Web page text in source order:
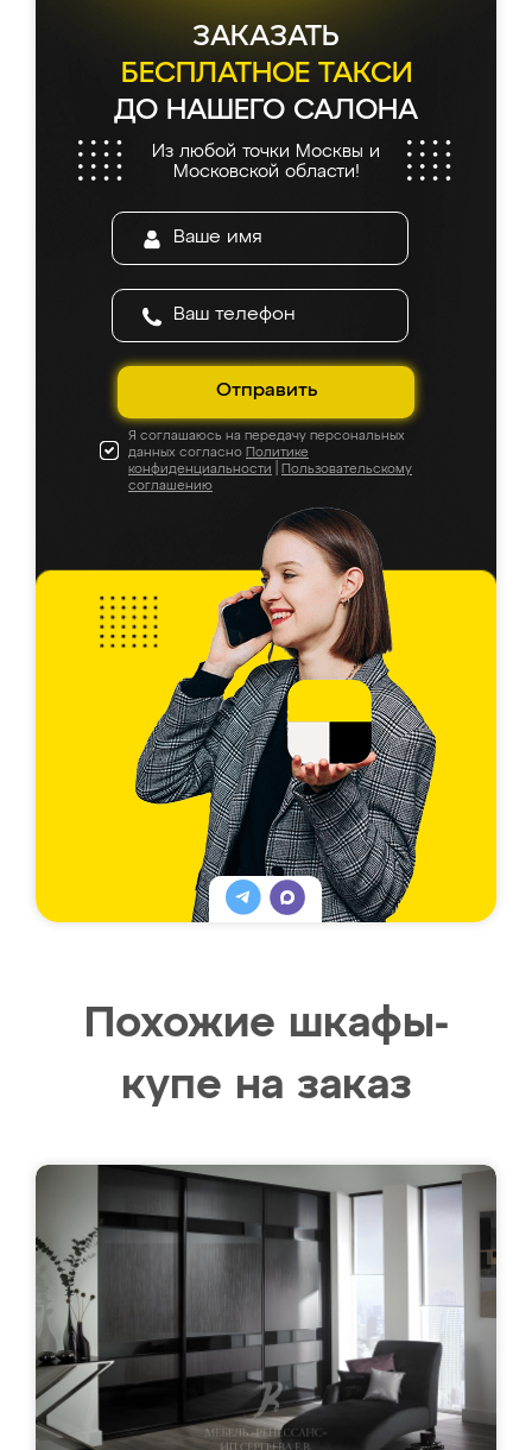
ЗАКАЗАТЬ
БЕСПЛАТНОЕ ТАКСИ
ДО НАШЕГО САЛОНА
Из любой точки Москвы и
Московской области!
Отправить
Я соглашаюсь на передачу персональных
данных согласно Политике
конфиденциальности
Пользовательскому
соглашению
Похожие шкафы-
купе на заказ